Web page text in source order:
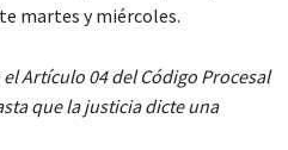
martes y miércoles.
Artículo 04 del Código Procesal
que la justicia dicte una